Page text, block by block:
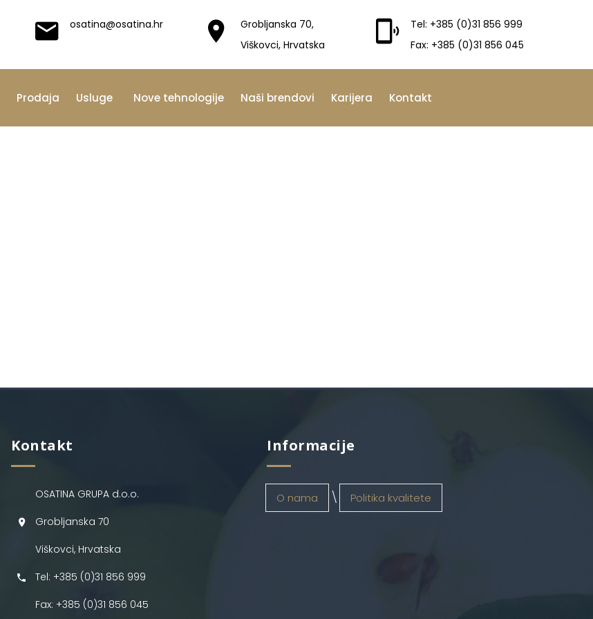
osatina@osatina.hr
Grobljanska 70,
Viškovci, Hrvatska
Tel: +385 (0)31 856 999
Fax: +385 (0)31 856 045
Prodaja Usluge Nove tehnologije Naši brendovi Karijera Kontakt
Kontakt
OSATINA GRUPA d.o.o.
Grobljanska 70
Viškovci, Hrvatska
Tel: +385 (0)31 856 999
Fax: +385 (0)31 856 045
Informacije
O nama Politika kvalitete